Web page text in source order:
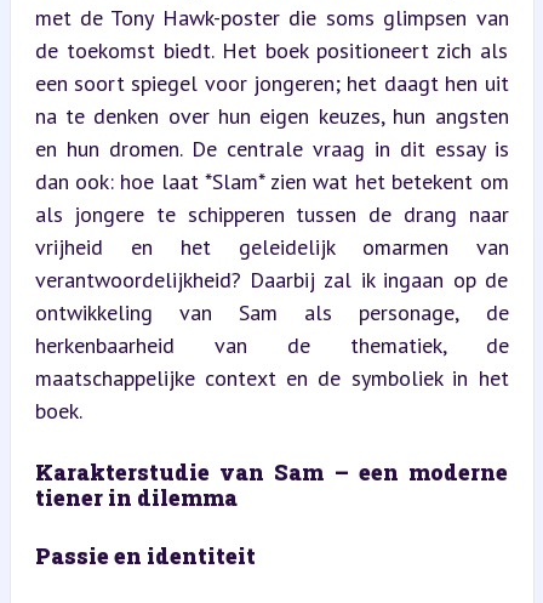
met de Tony Hawk-poster die soms glimpsen van
de toekomst biedt. Het boek positioneert zich als
een soort spiegel voor jongeren; het daagt hen uit
na te denken over hun eigen keuzes, hun angsten
en hun dromen. De centrale vraag in dit essay is
dan ook: hoe laat *Slam* zien wat het betekent om
als jongere te schipperen tussen de drang naar
vrijheid en het geleidelijk omarmen van
verantwoordelijkheid? Daarbij zal ik ingaan op de
ontwikkeling van Sam als personage, de
herkenbaarheid van de thematiek, de
maatschappelijke context en de symboliek in het
boek.
Karakterstudie van Sam – een moderne
tiener in dilemma
Passie en identiteit